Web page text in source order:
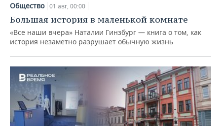
Общество 01 авг, 00:00
Большая история в маленькой комнате
«Все наши вчера» Наталии Гинзбург — книга о том, как
история незаметно разрушает обычную жизнь